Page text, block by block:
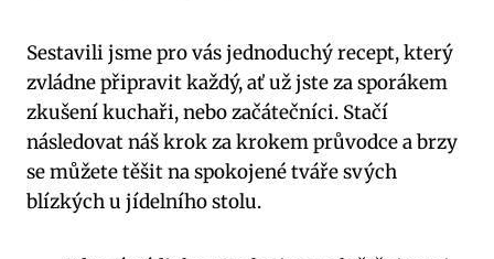
Sestavili jsme pro ⁣vás⁣ jednoduchý recept,‌ který
zvládne připravit každý, ať už jste za sporákem‍
zkušení kuchaři, nebo začátečníci. Stačí
‌následovat náš⁣ krok za ‌krokem ⁤průvodce a brzy
se​ můžete těšit na spokojené tváře svých
blízkých u jídelního stolu.